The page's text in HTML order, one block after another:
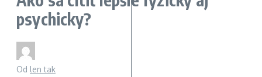
psychicky?
Od len tak